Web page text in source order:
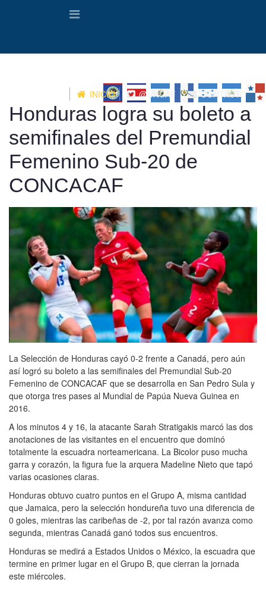
INICIO @UNCAF CONTACTO
Honduras logra su boleto a
semifinales del Premundial
Femenino Sub-20 de
CONCACAF
La Selección de Honduras cayó 0-2 frente a Canadá, pero aún
así logró su boleto a las semifinales del Premundial Sub-20
Femenino de CONCACAF que se desarrolla en San Pedro Sula y
que otorga tres pases al Mundial de Papúa Nueva Guinea en
2016.
A los minutos 4 y 16, la atacante Sarah Stratigakis marcó las dos
anotaciones de las visitantes en el encuentro que dominó
totalmente la escuadra norteamericana. La Bicolor puso mucha
garra y corazón, la figura fue la arquera Madeline Nieto que tapó
varias ocasiones claras.
Honduras obtuvo cuatro puntos en el Grupo A, misma cantidad
que Jamaica, pero la selección hondureña tuvo una diferencia de
0 goles, mientras las caribeñas de -2, por tal razón avanza como
segunda, mientras Canadá ganó todos sus encuentros.
Honduras se medirá a Estados Unidos o México, la escuadra que
termine en primer lugar en el Grupo B, que cierran la jornada
este miércoles.